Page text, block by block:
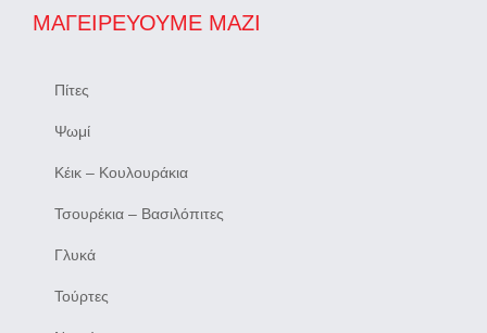
ΜΑΓΕΙΡΕΎΟΥΜΕ ΜΑΖΊ
Πίτες
Ψωμί
Κέικ – Κουλουράκια
Τσουρέκια – Βασιλόπιτες
Γλυκά
Τούρτες